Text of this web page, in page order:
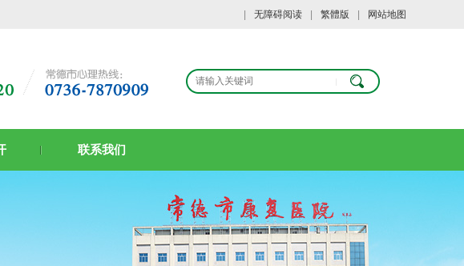
无障碍阅读 繁體版 网站地图
联系我们